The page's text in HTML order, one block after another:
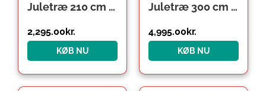
Juletræ 210 cm med LED lys og røde kugler
2,295.00kr.
KØB NU
Juletræ 300 cm Georgia med 600 LED lys
4,995.00kr.
KØB NU